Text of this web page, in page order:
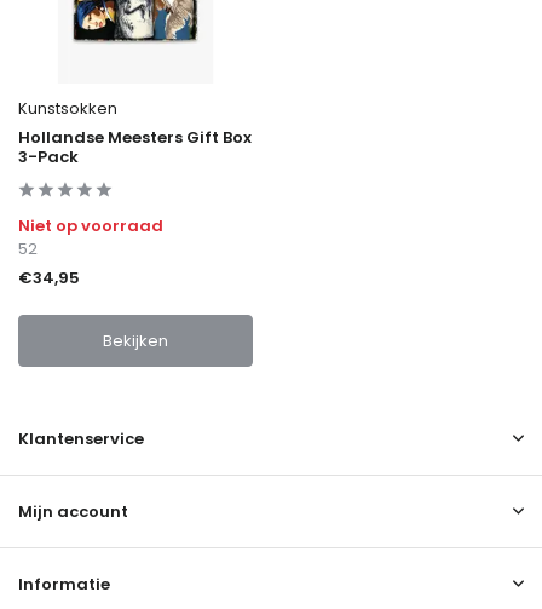
Kunstsokken
Hollandse Meesters Gift Box
3-Pack
Niet op voorraad
52
€34,95
Bekijken
Klantenservice
Mijn account
Informatie